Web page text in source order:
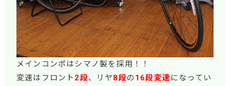
メインコンポはシマノ製を採用！！
変速はフロント 2段、リヤ8段の 16段変速になってい